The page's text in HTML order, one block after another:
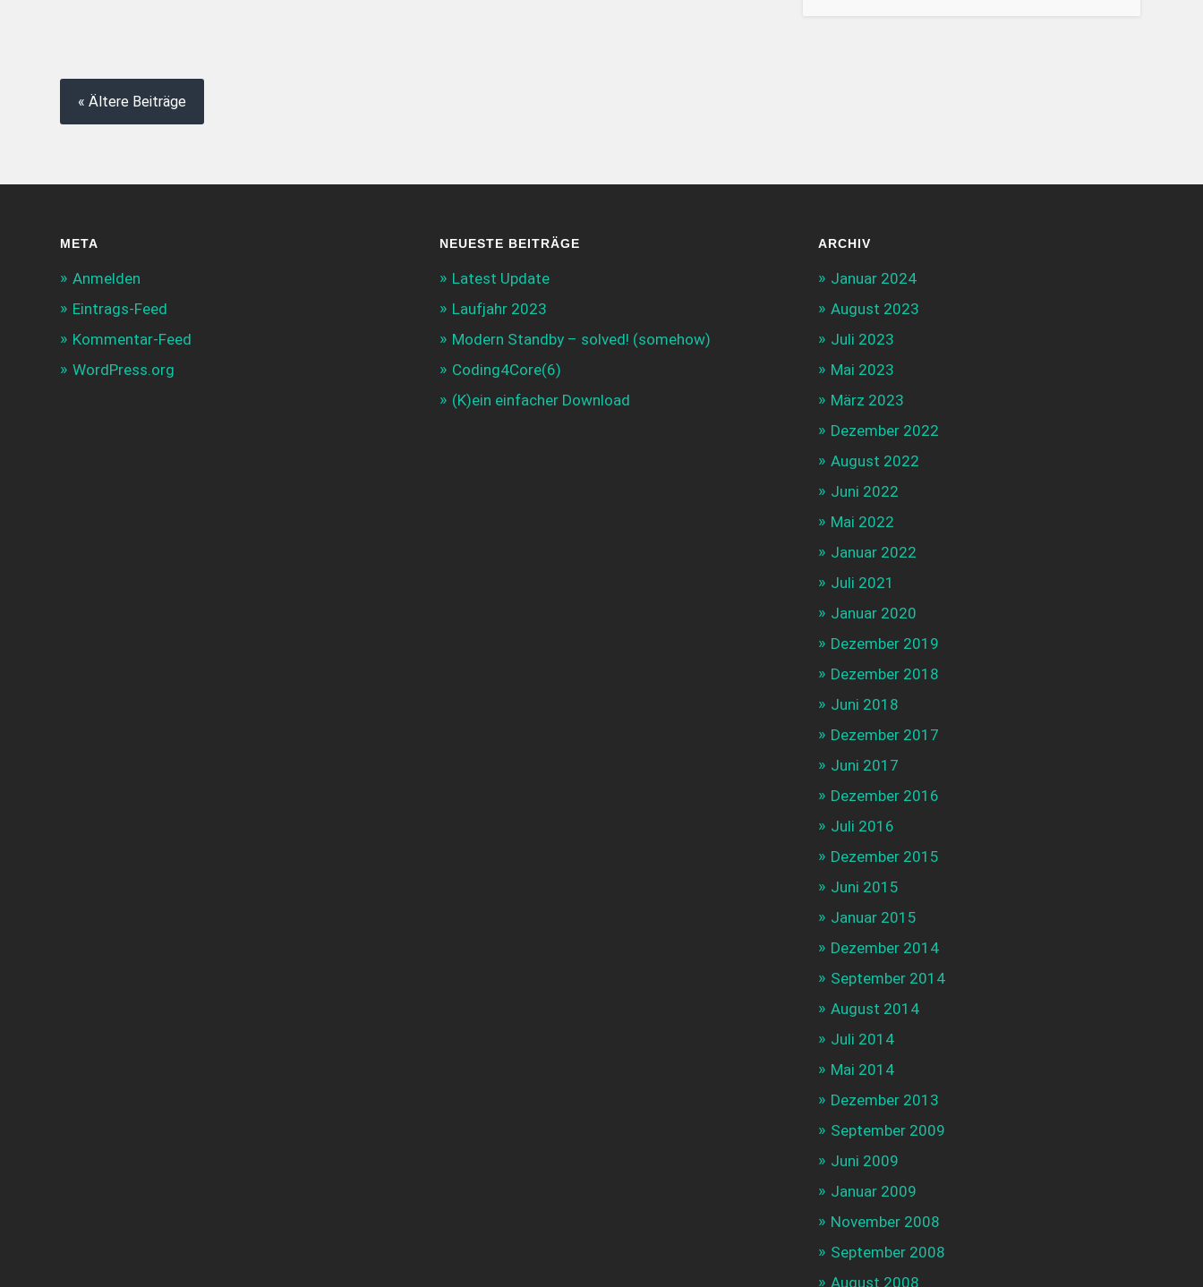
« Ältere Beiträge
META
Anmelden
Eintrags-Feed
Kommentar-Feed
WordPress.org
NEUESTE BEITRÄGE
Latest Update
Laufjahr 2023
Modern Standby – solved! (somehow)
Coding4Core(6)
(K)ein einfacher Download
ARCHIV
Januar 2024
August 2023
Juli 2023
Mai 2023
März 2023
Dezember 2022
August 2022
Juni 2022
Mai 2022
Januar 2022
Juli 2021
Januar 2020
Dezember 2019
Dezember 2018
Juni 2018
Dezember 2017
Juni 2017
Dezember 2016
Juli 2016
Dezember 2015
Juni 2015
Januar 2015
Dezember 2014
September 2014
August 2014
Juli 2014
Mai 2014
Dezember 2013
September 2009
Juni 2009
Januar 2009
November 2008
September 2008
August 2008